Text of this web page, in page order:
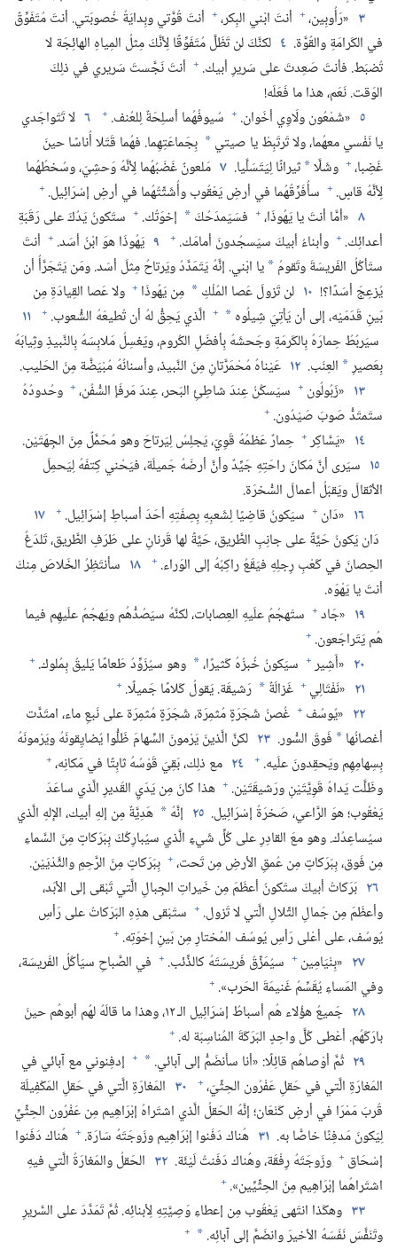
٣ «رَأُوبِين،‏ + أنتَ ابْني البِكر،‏ + أنتَ قُوَّتي وبِدايَةُ خُصوبَتي.‏ أنتَ مُتَفَوِّقٌ
في الكَرامَةِ والقُوَّة.‏ ٤ لكنَّكَ لن تَظَلَّ مُتَفَوِّقًا لِأنَّكَ مِثلُ المِياهِ الهائِجَة لا
تُضبَط.‏ فأنتَ صَعِدتَ على سَريرِ أبيك.‏ + أنتَ نَجَّستَ سَريري في ذلِكَ
الوَقت.‏ نَعَم،‏ هذا ما فَعَلَه!‏
٥ «شَمْعُون ولَاوِي أخَوان.‏ + سُيوفُهُما أسلِحَةٌ لِلعُنف.‏ + ٦ لا تَتَواجَدي
يا نَفْسي معهُما،‏ ولا تَرتَبِطْ يا صيتي * بِجَماعَتِهِما.‏ فهُما قَتَلا أُناسًا حينَ
غَضِبا،‏ + وشَلَّا* ثيرانًا لِيَتَسَلَّيا.‏ ٧ مَلعونٌ غَضَبُهُما لِأنَّهُ وَحشِيّ،‏ وسُخطُهُما
لِأنَّهُ قاسٍ.‏ + سأُفَرِّقُهُما في أرضِ يَعْقُوب وأُشَتِّتُهُما في أرضِ إسْرَائِيل.‏ +
٨ «أمَّا أنتَ يا يَهُوذَا،‏ + فسَيَمدَحُكَ * إخوَتُك.‏ + ستَكونُ يَدُكَ على رَقَبَةِ
أعدائِك.‏ + وأبناءُ أبيكَ سيَسجُدونَ أمامَك.‏ + ٩ يَهُوذَا هوَ ابْنُ أسَد.‏ + أنتَ
ستَأكُلُ الفَريسَةَ وتَقومُ * يا ابْني.‏ إنَّهُ يَتَمَدَّدُ ويَرتاحُ مِثلَ أسَد.‏ ومَن يَتَجَرَّأُ أن
يُزعِجَ أسَدًا؟‏!‏ ١٠ لن تَزولَ عَصا المُلْكِ * مِن يَهُوذَا + ولا عَصا القِيادَةِ مِن
بَينِ قَدَمَيْه،‏ إلى أن يَأتِيَ شِيلُوه *
+ الَّذي يَحِقُّ لهُ أن تُطيعَهُ الشُّعوب.‏ +
١١
سيَربُطُ حِمارَهُ بِالكَرمَةِ وجَحشَهُ بِأفضَلِ الكُروم،‏ ويَغسِلُ مَلابِسَهُ بِالنَّبيذِ وثِيابَهُ
بِعَصيرِ* العِنَب.‏ ١٢ عَيْناهُ مُحْمَرَّتانِ مِنَ النَّبيذ،‏ وأسنانُهُ مُبْيَضَّة مِنَ الحَليب.‏
١٣ «زَبُولُون + سيَسكُنُ عِندَ شاطِئِ البَحر،‏ عِندَ مَرفَإ السُّفُن،‏ + وحُدودُهُ
ستَمتَدُّ صَوبَ صَيْدُون.‏ +
١٤ «يَسَّاكِر + حِمارٌ عَظمُهُ قَوِيّ،‏ يَجلِسُ لِيَرتاحَ وهو مُحَمَّلٌ مِنَ الجِهَتَيْن.‏
١٥ سيَرى أنَّ مَكانَ راحَتِهِ جَيِّدٌ وأنَّ أرضَهُ جَميلَة،‏ فيَحْني كِتفَهُ لِيَحمِلَ
الأثقالَ ويَقبَلُ أعمالَ السُّخرَة.‏
١٦ «دَان + سيَكونُ قاضِيًا لِشَعبِهِ بِصِفَتِهِ أحَدَ أسباطِ إسْرَائِيل.‏ +
١٧
دَان يَكونُ حَيَّةً على جانِبِ الطَّريق،‏ حَيَّةً لها قَرنانِ على طَرَفِ الطَّريق،‏ تَلدَغُ
الحِصانَ في كَعْبِ رِجلِهِ فيَقَعُ راكِبُهُ إلى الوَراء.‏ + ١٨ سأنتَظِرُ الخَلاصَ مِنكَ
أنتَ يا يَهْوَه.‏
١٩ «جَاد + ستَهجُمُ علَيهِ العِصابات،‏ لكنَّهُ سيَصُدُّهُم ويَهجُمُ علَيهِم فيما
هُم يَتَراجَعون.‏ +
٢٠ «أَشِير + سيَكونُ خُبزُهُ كَثيرًا،‏* وهو سيُزَوِّدُ طَعامًا يَليقُ بِمُلوك.‏ +
٢١ «نَفْتَالِي + غَزالَةٌ * رَشيقَة.‏ يَقولُ كَلامًا جَميلًا.‏ +
٢٢ «يُوسُف + غُصنُ شَجَرَةٍ مُثمِرَة،‏ شَجَرَةٍ مُثمِرَة على نَبعِ ماء،‏ امتَدَّت
أغصانُها * فَوقَ السُّور.‏ ٢٣ لكنَّ الَّذينَ يَرْمونَ السِّهامَ ظَلُّوا يُضايِقونَهُ ويَرْمونَهُ
بِسِهامِهِم ويَحقِدونَ علَيه.‏ + ٢٤ مع ذلِك،‏ بَقِيَ قَوْسُهُ ثابِتًا في مَكانِه،‏ +
وظَلَّت يَداهُ قَوِيَّتَيْنِ ورَشيقَتَيْن.‏ + هذا كانَ مِن يَدَيِ القَديرِ الَّذي ساعَدَ
يَعْقُوب؛‏ هوَ الرَّاعي،‏ صَخرَةُ إسْرَائِيل.‏ ٢٥ إنَّهُ * هَدِيَّةٌ مِن إلهِ أبيك،‏ الإلهِ الَّذي
سيُساعِدُك.‏ وهو معَ القادِرِ على كُلِّ شَيءٍ الَّذي سيُبارِكُكَ بِبَرَكاتٍ مِنَ السَّماءِ
مِن فَوق،‏ بِبَرَكاتٍ مِن عُمقِ الأرضِ مِن تَحت،‏ + بِبَرَكاتٍ مِنَ الرَّحِمِ والثَّدْيَيْن.‏
٢٦ بَرَكاتُ أبيكَ ستَكونُ أعظَمَ مِن خَيراتِ الجِبالِ الَّتي تَبْقى إلى الأبَد،‏
وأعظَمَ مِن جَمالِ التِّلالِ الَّتي لا تَزول.‏ + ستَبْقى هذِهِ البَرَكاتُ على رَأسِ
يُوسُف،‏ على أعْلى رَأسِ يُوسُف المُختارِ مِن بَينِ إخوَتِه.‏ +
٢٧ «بِنْيَامِين + سيُمَزِّقُ فَريسَتَهُ كالذِّئب.‏ + في الصَّباحِ سيَأكُلُ الفَريسَة،‏
وفي المَساءِ يُقَسِّمُ غَنيمَةَ الحَرب».‏ +
٢٨
جَميعُ هؤُلاء هُم أسباطُ إسْرَائِيل الـ‍ ١٢،‏ وهذا ما قالَهُ لهُم أبوهُم حينَ
بارَكَهُم.‏ أعْطى كُلَّ واحِدٍ البَرَكَةَ المُناسِبَة له.‏ +
٢٩ ثُمَّ أوْصاهُم قائِلًا:‏ «أنا سأنضَمُّ إلى آبائي.‏ *
+ إدفِنوني مع آبائي في
المَغارَةِ الَّتي في حَقلِ عَفْرُون الحِثِّيّ،‏ + ٣٠ المَغارَةِ الَّتي في حَقلِ المَكْفِيلَة
قُربَ مَمْرَا في أرضِ كَنْعَان؛‏ إنَّهُ الحَقلُ الَّذي اشتَراهُ إبْرَاهِيم مِن عَفْرُون الحِثِّيِّ
لِيَكونَ مَدفِنًا خاصًّا به.‏ ٣١ هُناك دَفَنوا إبْرَاهِيم وزَوجَتَهُ سَارَة.‏ + هُناك دَفَنوا
إسْحَاق + وزَوجَتَهُ رِفْقَة،‏ وهُناك دَفَنتُ لَيْئَة.‏ ٣٢ الحَقلُ والمَغارَةُ الَّتي فيهِ
اشتَراهُما إبْرَاهِيم مِنَ الحِثِّيِّين».‏ +
٣٣ وهكَذا انتَهى يَعْقُوب مِن إعطاءِ وَصِيَّتِهِ لِأبنائِه.‏ ثُمَّ تَمَدَّدَ على السَّريرِ
وتَنَفَّسَ نَفَسَهُ الأخيرَ وانضَمَّ إلى آبائِه.‏ *
+